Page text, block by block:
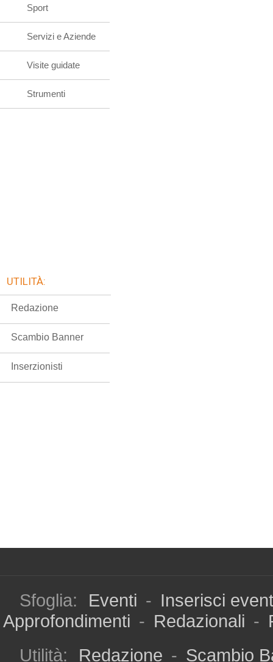
Sport
Servizi e Aziende
Visite guidate
Strumenti
UTILITÀ:
Redazione
Scambio Banner
Inserzionisti
Sfoglia: Eventi - Inserisci
Approfondimenti - Redazionali -
Utilità:
Redazione - Scambio